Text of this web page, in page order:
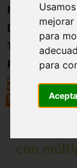
para
para
Formación
Directorio
Trabajo
Registro